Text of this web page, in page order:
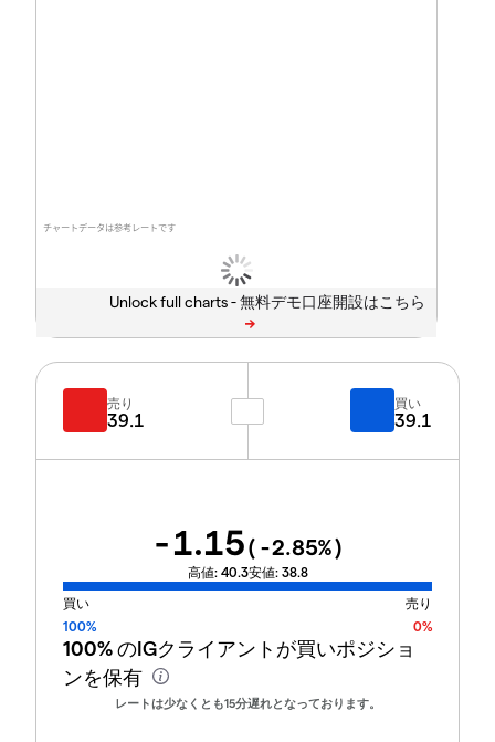
チャートデータは参考レートです
Unlock full charts -
売り
39.1
買い
39.1
-1.15( -2.85%)
高値: 40.3安値: 38.8
買い
売り
100%
0%
100%のIGクライアントが買いポジショ
ンを保有
レートは少なくとも15分遅れとなっております。